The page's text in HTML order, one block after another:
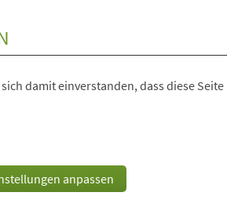
damit einverstanden, dass diese Seite
anpassen